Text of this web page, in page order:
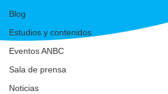
Blog
Estudios y contenidos
Eventos ANBC
Sala de prensa
Noticias